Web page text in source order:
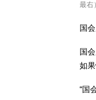
最右
国
国
如
“国